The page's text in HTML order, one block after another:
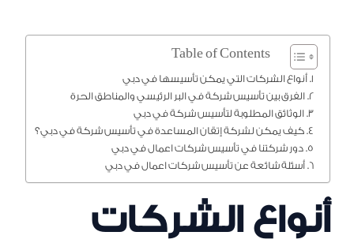
Table of Contents
أنواع الشركات التي يمكن تأسيسها في دبي
الفرق بين تأسيس شركة في البر الرئيسي والمناطق الحرة
الوثائق المطلوبة لتأسيس شركة في دبي
كيف يمكن لشركة إتقان المساعدة في تأسيس شركة في دبي؟
دور شركتنا في تأسيس شركات اعمال في دبي
أسئلة شائعة عن تأسيس شركات اعمال في دبي
أنواع الشركات